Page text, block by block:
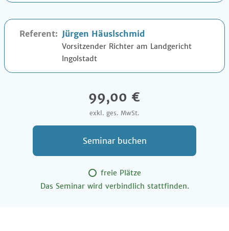
Referent: Jürgen Häuslschmid
Vorsitzender Richter am Landgericht
Ingolstadt
99,00 €
exkl. ges. MwSt.
Seminar buchen
freie Plätze
Das Seminar wird verbindlich stattfinden.